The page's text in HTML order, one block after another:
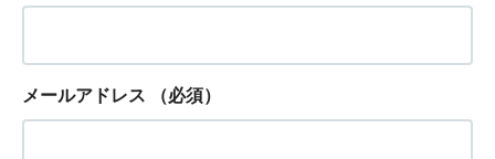
メールアドレス （必須）